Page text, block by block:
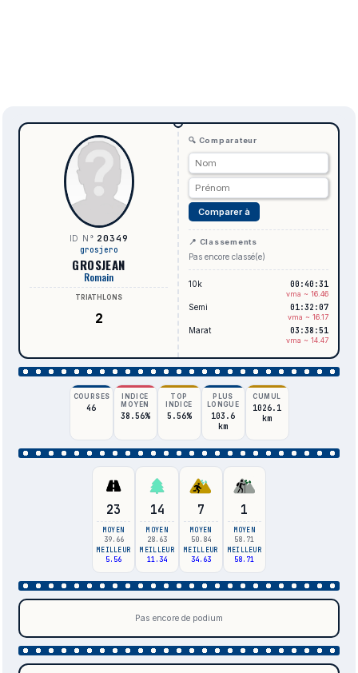
ID N° 20349
grosjero
GROSJEAN
Romain
TRIATHLONS
2
🔍 Comparateur
Comparer à
📍 Classements
Pas encore classé(e)
10k 00:40:31
vma ~ 16.46
Semi 01:32:07
vma ~ 16.17
Marat 03:38:51
vma ~ 14.47
COURSES
46
INDICE
MOYEN
38.56%
TOP
INDICE
5.56%
PLUS
LONGUE
103.6
km
CUMUL
1026.1
km
23
MOYEN
39.66
MEILLEUR
5.56
14
MOYEN
28.63
MEILLEUR
11.34
7
MOYEN
50.84
MEILLEUR
34.63
1
MOYEN
58.71
MEILLEUR
58.71
Pas encore de podium